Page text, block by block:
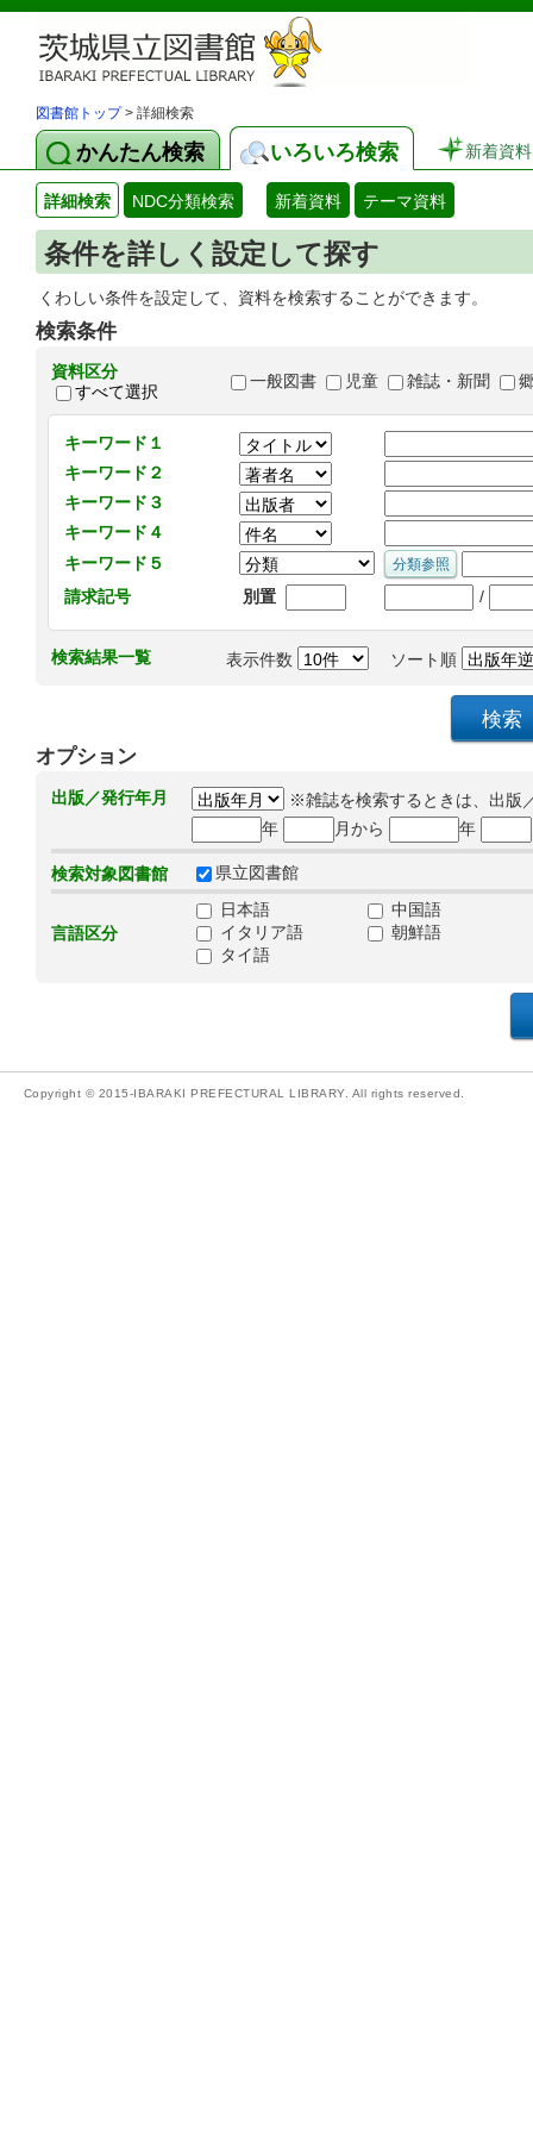
図書館トップ> 詳細検索
かんたん検索 いろいろ検索 新着資料
詳細検索 NDC分類検索 新着資料 テーマ資料
条件を詳しく設定して探す
くわしい条件を設定して、資料を検索することができます。
検索条件
資料区分
すべて選択
一般図書 児童 雑誌・新聞
キーワード１
キーワード２
キーワード３
キーワード４
キーワード５
請求記号
別置 /
検索結果一覧 表示件数 ソート順
オプション
出版／発行年月
※雑誌を検索するときは、出版
年
月から 年
検索対象図書館 県立図書館
言語区分
日本語
中国語
イタリア語
朝鮮語
タイ語
Copyright © 2015-IBARAKI PREFECTURAL LIBRARY. All rights reserved.